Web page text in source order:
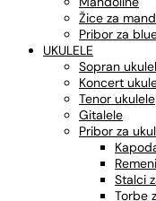
Žice za
Pribor za
UKULELE
Sopran
Koncert
Tenor ukulele
Gitalele
Pribor za
Stalci
Torbe